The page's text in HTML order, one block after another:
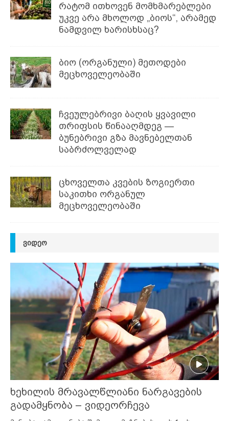
რატომ ითხოვენ მომხმარებლები
უკვე არა მხოლოდ „ბიოს“, არამედ
ნამდვილ ხარისხსაც?
ბიო (ორგანული) მეთოდები
მეცხოველეობაში
ჩვეულებრივი ბაღის ყვავილი
თრიფსის წინააღმდეგ —
ბუნებრივი გზა მავნებელთან
საბრძოლველად
ცხოველთა კვების ზოგიერთი
საკითხი ორგანულ
მეცხოველეობაში
ᲕᲘᲓᲔᲝ
ხეხილის მრავალწლიანი ნარგავების
გადამყნობა – ვიდეორჩევა